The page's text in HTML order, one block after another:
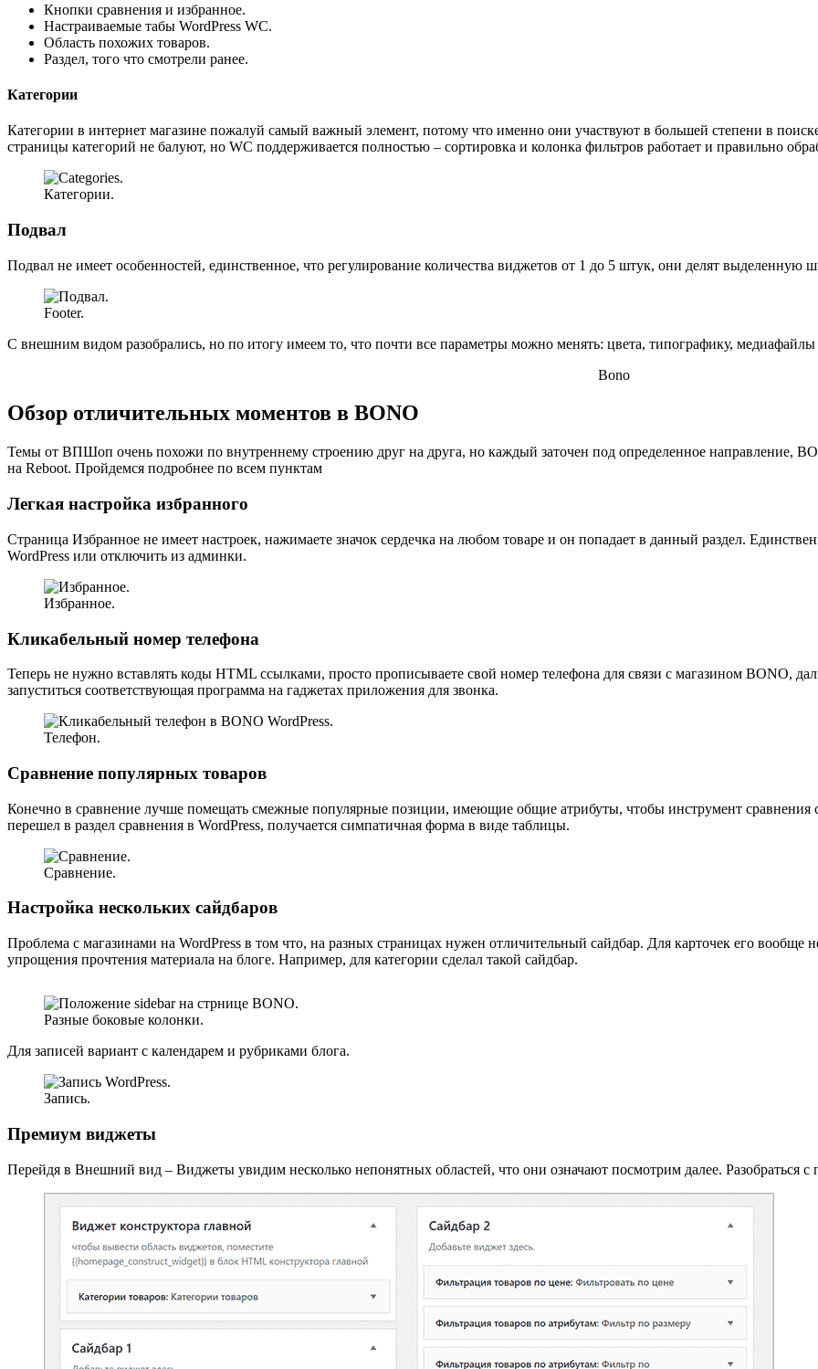
Кнопки сравнения и избранное.
Настраиваемые табы WordPress WC.
Область похожих товаров.
Раздел, того что смотрели ранее.
Категории
Категории в интернет магазине пожалуй самый важный элемент, потому что именно они участвуют в большей степени в
страницы категорий не балуют, но WC поддерживается полностью – сортировка и колонка фильтров работает и правильно
Категории.
Подвал
Подвал не имеет особенностей, единственное, что регулирование количества виджетов от 1 до 5 штук, они делят выделенную
Footer.
С внешним видом разобрались, но по итогу имеем то, что почти все параметры можно менять: цвета, типографику,
Bono
Обзор отличительных моментов в BONO
Темы от ВПШоп очень похожи по внутреннему строению друг на друга, но каждый заточен под определенное направление,
на Reboot. Пройдемся подробнее по всем пунктам
Легкая настройка избранного
Страница Избранное не имеет настроек, нажимаете значок сердечка на любом товаре и он попадает в данный раздел.
WordPress или отключить из админки.
Избранное.
Кликабельный номер телефона
Теперь не нужно вставлять коды HTML ссылками, просто прописываете свой номер телефона для связи с магазином BONO,
запуститься соответствующая программа на гаджетах приложения для звонка.
Телефон.
Сравнение популярных товаров
Конечно в сравнение лучше помещать смежные популярные позиции, имеющие общие атрибуты, чтобы инструмент сравнения
перешел в раздел сравнения в WordPress, получается симпатичная форма в виде таблицы.
Сравнение.
Настройка нескольких сайдбаров
Проблема с магазинами на WordPress в том что, на разных страницах нужен отличительный сайдбар. Для карточек его вообще
упрощения прочтения материала на блоге. Например, для категории сделал такой сайдбар.
Разные боковые колонки.
Для записей вариант с календарем и рубриками блога.
Запись.
Премиум виджеты
Перейдя в Внешний вид – Виджеты увидим несколько непонятных областей, что они означают посмотрим далее. Разобраться с